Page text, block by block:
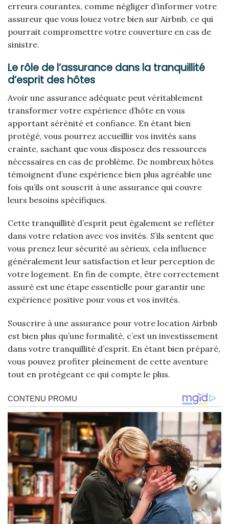
erreurs courantes, comme négliger d’informer votre
assureur que vous louez votre bien sur Airbnb, ce qui
pourrait compromettre votre couverture en cas de
sinistre.
Le rôle de l’assurance dans la tranquillité
d’esprit des hôtes
Avoir une assurance adéquate peut véritablement
transformer votre expérience d’hôte en vous
apportant sérénité et confiance. En étant bien
protégé, vous pourrez accueillir vos invités sans
crainte, sachant que vous disposez des ressources
nécessaires en cas de problème. De nombreux hôtes
témoignent d’une expérience bien plus agréable une
fois qu’ils ont souscrit à une assurance qui couvre
leurs besoins spécifiques.
Cette tranquillité d’esprit peut également se refléter
dans votre relation avec vos invités. S’ils sentent que
vous prenez leur sécurité au sérieux, cela influence
généralement leur satisfaction et leur perception de
votre logement. En fin de compte, être correctement
assuré est une étape essentielle pour garantir une
expérience positive pour vous et vos invités.
Souscrire à une assurance pour votre location Airbnb
est bien plus qu’une formalité, c’est un investissement
dans votre tranquillité d’esprit. En étant bien préparé,
vous pouvez profiter pleinement de cette aventure
tout en protégeant ce qui compte le plus.